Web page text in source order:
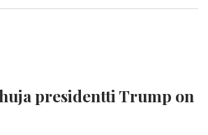
presidentti Trump on